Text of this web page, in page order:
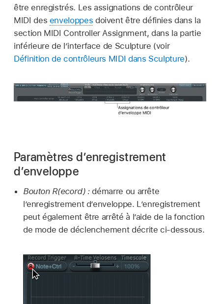
être enregistrés. Les assignations de contrôleur
MIDI des enveloppes doivent être définies dans la
section MIDI Controller Assignment, dans la partie
inférieure de l’interface de Sculpture (voir
Définition de contrôleurs MIDI dans Sculpture).
Paramètres d’enregistrement
d’enveloppe
Bouton R(ecord) :démarre ou arrête
l’enregistrement d’enveloppe. L’enregistrement
peut également être arrêté à l’aide de la fonction
de mode de déclenchement décrite ci-dessous.